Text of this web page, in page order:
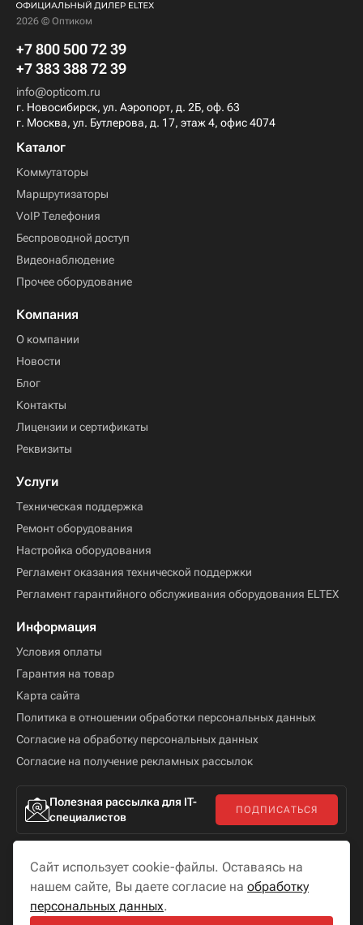
2026 © Оптиком
+7 800 500 72 39
+7 383 388 72 39
info@opticom.ru
г. Новосибирск, ул. Аэропорт, д. 2Б, оф. 63
г. Москва, ул. Бутлерова, д. 17, этаж 4, офис 4074
Каталог
Коммутаторы
Маршрутизаторы
VoIP Телефония
Беспроводной доступ
Видеонаблюдение
Прочее оборудование
Компания
О компании
Новости
Блог
Контакты
Лицензии и сертификаты
Реквизиты
Услуги
Техническая поддержка
Ремонт оборудования
Настройка оборудования
Регламент оказания технической поддержки
Регламент гарантийного обслуживания оборудования ELTEX
Информация
Условия оплаты
Гарантия на товар
Карта сайта
Политика в отношении обработки персональных данных
Согласие на обработку персональных данных
Согласие на получение рекламных рассылок
Полезная рассылка для IT-
специалистов
ПОДПИСАТЬСЯ
Мы в соцсетях
Сайт использует cookie-файлы. Оставаясь на
нашем сайте, Вы даете согласие на обработку
персональных данных.